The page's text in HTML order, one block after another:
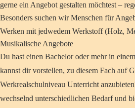
gerne ein Angebot gestalten möchtest –
Besonders suchen wir Menschen für
Werken mit jedwedem Werkstoff (Holz,
Musikalische Angebote
Du hast einen Bachelor oder mehr in
kannst dir vorstellen, zu diesem Fach auf
Werkrealschulniveau Unterricht
wechselnd unterschiedlichen Bedarf und